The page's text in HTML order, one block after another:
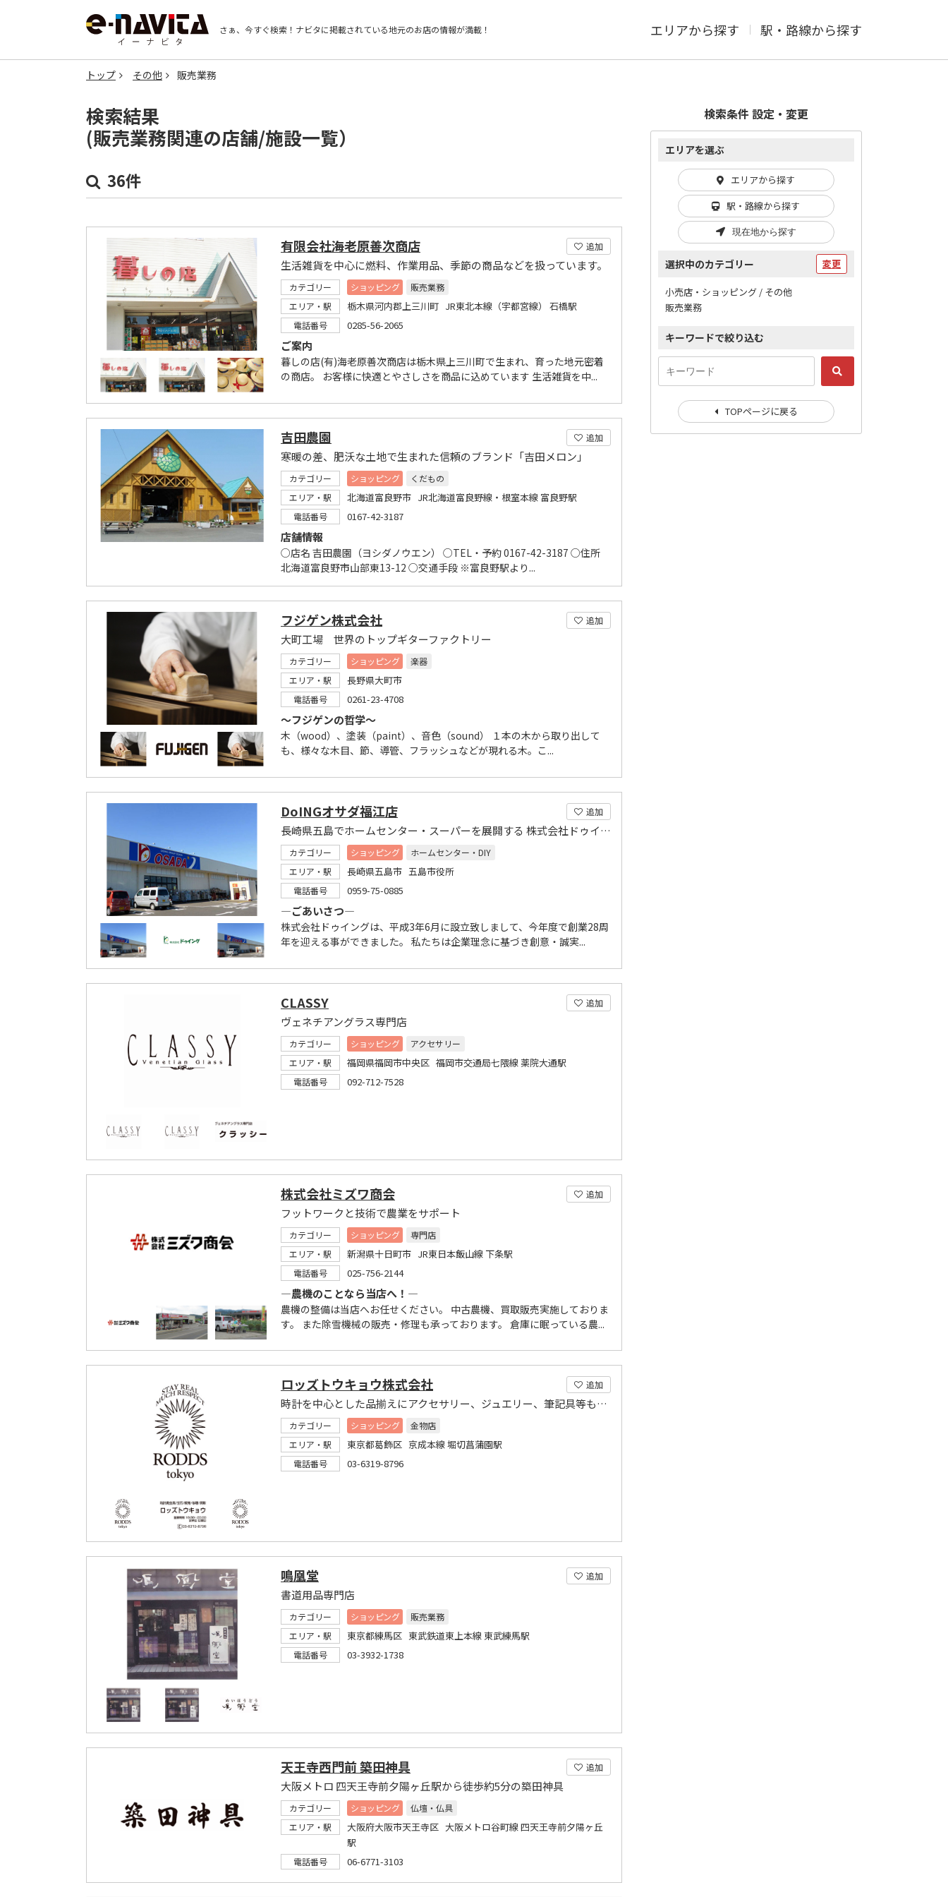
さぁ、今すぐ検索！ ナビタに掲載されている地元のお店の情報が満載！ エリアから探す 駅・路線から探す
トップ その他 販売業務
検索結果
(販売業務関連の店舗/施設一覧）
36件
追加
有限会社海老原善次商店
生活雑貨を中心に燃料、作業用品、季節の商品などを扱っています。
カテゴリー ショッピング
販売業務
エリア・駅
栃木県河内郡上三川町 JR東北本線（宇都宮線） 石橋駅
電話番号 0285-56-2065
ご案内
暮しの店(有)海老原善次商店は栃木県上三川町で生まれ、育った地元密着
の商店。 お客様に快適とやさしさを商品に込めています 生活雑貨を中...
追加
吉田農園
寒暖の差、肥沃な土地で生まれた信頼のブランド「吉田メロン」
カテゴリー ショッピング
くだもの
エリア・駅
北海道富良野市 JR北海道富良野線・根室本線 富良野駅
電話番号 0167-42-3187
店舗情報
○店名 吉田農園（ヨシダノウエン） ○TEL・予約 0167-42-3187 ○住所
北海道富良野市山部東13-12 ○交通手段 ※富良野駅より...
追加
フジゲン株式会社
大町工場 世界のトップギターファクトリー
カテゴリー ショッピング
楽器
エリア・駅
長野県大町市
電話番号 0261-23-4708
～フジゲンの哲学～
木（wood）、塗装（paint）、音色（sound） １本の木から取り出して
も、様々な木目、節、導管、フラッシュなどが現れる木。こ...
追加
DoINGオサダ福江店
長崎県五島でホームセンター・スーパーを展開する 株式会社ドゥイング
カテゴリー ショッピング
ホームセンター・DIY
エリア・駅
長崎県五島市 五島市役所
電話番号 0959-75-0885
―ごあいさつ―
株式会社ドゥイングは、平成3年6月に設立致しまして、今年度で創業28周
年を迎える事ができました。 私たちは企業理念に基づき創意・誠実...
追加
CLASSY
ヴェネチアングラス専門店
カテゴリー ショッピング
アクセサリー
エリア・駅
福岡県福岡市中央区 福岡市交通局七隈線 薬院大通駅
電話番号 092-712-7528
追加
株式会社ミズワ商会
フットワークと技術で農業をサポート
カテゴリー ショッピング
専門店
エリア・駅
新潟県十日町市 JR東日本飯山線 下条駅
電話番号 025-756-2144
―農機のことなら当店へ！―
農機の整備は当店へお任せください。 中古農機、買取販売実施しておりま
す。 また除雪機械の販売・修理も承っております。 倉庫に眠っている農...
追加
ロッズトウキョウ株式会社
時計を中心とした品揃えにアクセサリー、ジュエリー、筆記具等も取り揃えております。
カテゴリー ショッピング
金物店
エリア・駅
東京都葛飾区 京成本線 堀切菖蒲園駅
電話番号 03-6319-8796
追加
鳴凰堂
書道用品専門店
カテゴリー ショッピング
販売業務
エリア・駅
東京都練馬区 東武鉄道東上本線 東武練馬駅
電話番号 03-3932-1738
追加
天王寺西門前 築田神具
大阪メトロ 四天王寺前夕陽ヶ丘駅から徒歩約5分の築田神具
カテゴリー ショッピング
仏壇・仏具
エリア・駅
大阪府大阪市天王寺区 大阪メトロ谷町線 四天王寺前夕陽ヶ丘
駅
電話番号 06-6771-3103
検索条件 設定・変更
エリアを選ぶ
エリアから探す
駅・路線から探す
現在地から探す
選択中のカテゴリー 変更
小売店・ショッピング / その他
販売業務
キーワードで絞り込む
TOPページに戻る